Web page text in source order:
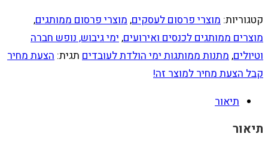
קטגוריות: מוצרי פרסום לעסקים, מוצרי פרסום ממותגים,
מוצרים ממותגים לכנסים ואירועים, ימי גיבוש, נופש חברה
וטיולים, מתנות ממותגות ימי הולדת לעובדים תגית: הצעת מחיר
קבל הצעת מחיר למוצר זה!
תיאור
תיאור